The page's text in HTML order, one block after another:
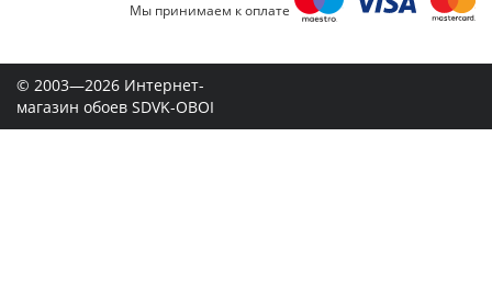
Мы принимаем к оплате
© 2003—2026 Интернет-
магазин обоев SDVK-OBOI